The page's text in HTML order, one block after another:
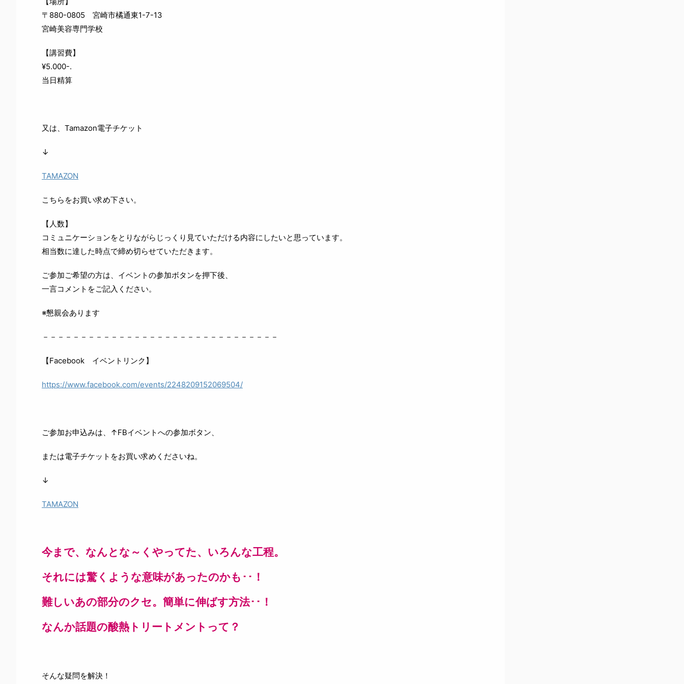
〒880-0805 宮崎市橘通東1-7-13
宮崎美容専門学校
【講習費】
¥5.000-.
当日精算
又は、Tamazon電子チケット
↓
TAMAZON
こちらをお買い求め下さい。
【人数】
コミュニケーションをとりながらじっくり見ていただける内容にしたいと思っています。
相当数に達した時点で締め切らせていただきます。
ご参加ご希望の方は、イベントの参加ボタンを押下後、
一言コメントをご記入ください。
※懇親会あります
－－－－－－－－－－－－－－－－－－－－－－－－－－－－－－－
【Facebook イベントリンク】
https://www.facebook.com/events/2248209152069504/
ご参加お申込みは、↑FBイベントへの参加ボタン、
または電子チケットをお買い求めくださいね。
↓
TAMAZON
今まで、なんとな～くやってた、いろんな工程。
それには驚くような意味があったのかも･･！
難しいあの部分のクセ。簡単に伸ばす方法･･！
なんか話題の酸熱トリートメントって？
そんな疑問を解決！